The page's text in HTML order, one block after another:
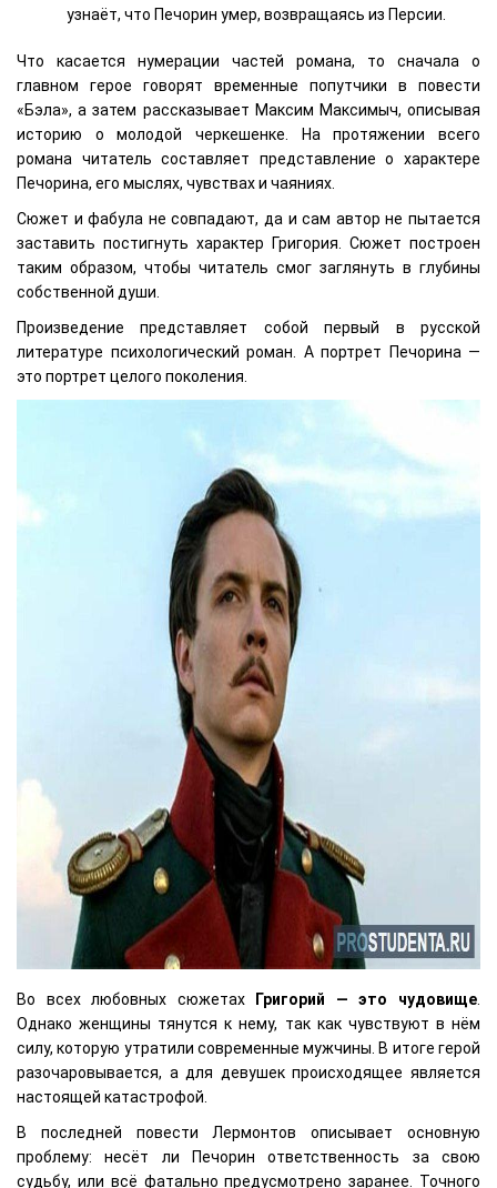
узнаёт, что Печорин умер, возвращаясь из Персии.
Что касается нумерации частей романа, то сначала о
главном герое говорят временные попутчики в повести
«Бэла», а затем рассказывает Максим Максимыч, описывая
историю о молодой черкешенке. На протяжении всего
романа читатель составляет представление о характере
Печорина, его мыслях, чувствах и чаяниях.
Сюжет и фабула не совпадают, да и сам автор не пытается
заставить постигнуть характер Григория. Сюжет построен
таким образом, чтобы читатель смог заглянуть в глубины
собственной души.
Произведение представляет собой первый в русской
литературе психологический роман. А портрет Печорина —
это портрет целого поколения.
Во всех любовных сюжетах Григорий — это чудовище
Однако женщины тянутся к нему, так как чувствуют в нём
силу, которую утратили современные мужчины. В итоге герой
разочаровывается, а для девушек происходящее является
настоящей катастрофой.
В последней повести Лермонтов описывает основную
проблему: несёт ли Печорин ответственность за свою
судьбу, или всё фатально предусмотрено заранее. Точного